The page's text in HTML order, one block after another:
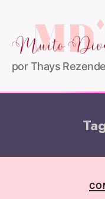
por Thays Rezende